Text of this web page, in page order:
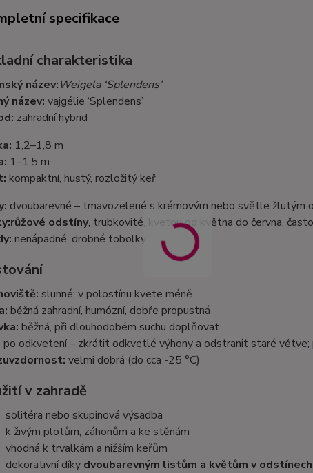
specifikace
charakteristika
název:Weigela ‘Splendens’
název: vajgélie ‘Splendens’
zahradní hybrid
1,2–1,8 m
1–1,5 m
kompaktní, hustý, rozložitý keř
dvoubarevné – tmavozelené s krémovým nebo světle žlutým
růžové odstíny, trubkovité, kvetou od května do června,
nenápadné, drobné tobolky
slunné; v polostínu kvete méně
běžná zahradní, humózní, dobře propustná
běžná, při dlouhodobém suchu doplňovat
po odkvetení – zkrátit odkvetlé výhony a odstranit staré
velmi dobrá (do cca -25 °C)
v zahradě
solitéra nebo skupinová výsadba
k živým plotům, záhonům a ke stěnám
vhodná k trvalkám a nižším keřům
dekorativní díky dvoubarevným listům a květům v